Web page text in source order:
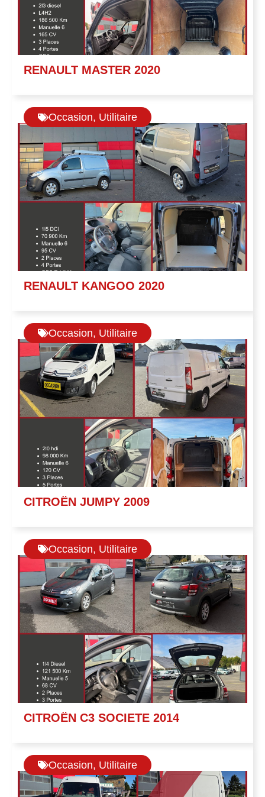
RENAULT MASTER 2020
Occasion, Utilitaire
RENAULT KANGOO 2020
Occasion, Utilitaire
CITROËN JUMPY 2009
Occasion, Utilitaire
CITROËN C3 SOCIETE 2014
Occasion, Utilitaire